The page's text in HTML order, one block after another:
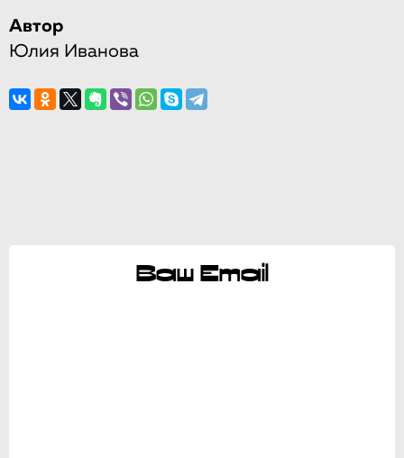
Автор
Юлия Иванова
Ваш Email